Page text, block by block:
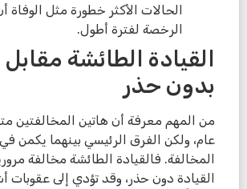
الحالات الأكثر خطورة مثل
الرخصة لفترة أطول.
القيادة الطائشة مقابل
بدون حذر
من المهم معرفة أن هاتين المخالفتين
عام، ولكن الفرق الرئيسي بينهما يكمن
المخالفة. فالقيادة الطائشة مخالفة
القيادة دون حذر، وقد تؤدي إلى عقوبات